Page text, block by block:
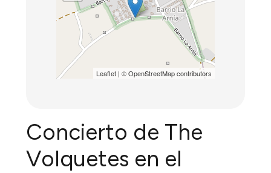
Leaflet| ©OpenStreetMapcontributors
Concierto de The
Volquetes en el